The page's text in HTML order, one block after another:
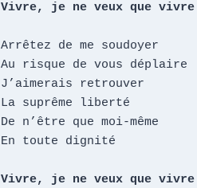
Vivre, je ne veux que vivre
Arrêtez de me soudoyer
Au risque de vous déplaire
J’aimerais retrouver
La suprême liberté
De n’être que moi-même
En toute dignité
Vivre, je ne veux que vivre